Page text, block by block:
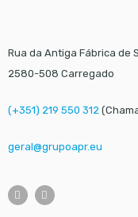
Rua da Antiga Fábrica de
2580-508 Carregado
(+351) 219 550 312
geral@grupoapr.eu